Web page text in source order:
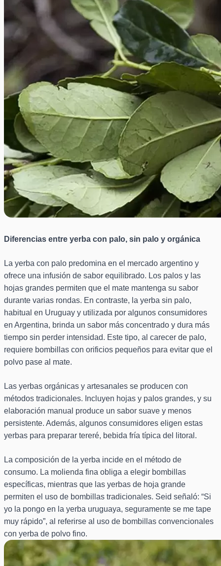
Diferencias entre yerba con palo, sin palo y orgánica
La yerba con palo predomina en el mercado argentino y
ofrece una infusión de sabor equilibrado. Los palos y las
hojas grandes permiten que el mate mantenga su sabor
durante varias rondas. En contraste, la yerba sin palo,
habitual en Uruguay y utilizada por algunos consumidores
en Argentina, brinda un sabor más concentrado y dura más
tiempo sin perder intensidad. Este tipo, al carecer de palo,
requiere bombillas con orificios pequeños para evitar que el
polvo pase al mate.
Las yerbas orgánicas y artesanales se producen con
métodos tradicionales. Incluyen hojas y palos grandes, y su
elaboración manual produce un sabor suave y menos
persistente. Además, algunos consumidores eligen estas
yerbas para preparar tereré, bebida fría típica del litoral.
La composición de la yerba incide en el método de
consumo. La molienda fina obliga a elegir bombillas
específicas, mientras que las yerbas de hoja grande
permiten el uso de bombillas tradicionales. Seid señaló: “Si
yo la pongo en la yerba uruguaya, seguramente se me tape
muy rápido”, al referirse al uso de bombillas convencionales
con yerba de polvo fino.